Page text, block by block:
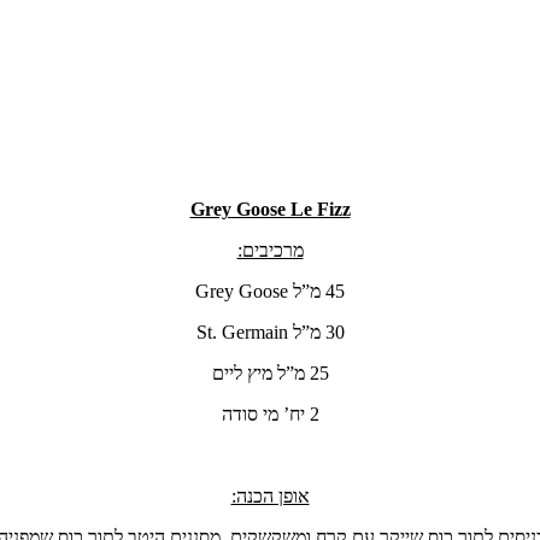
Grey Goose Le Fizz
מרכיבים:
45 מ”ל Grey Goose
30 מ”ל St. Germain
25 מ”ל מיץ ליים
2 יח’ מי סודה
אופן הכנה: